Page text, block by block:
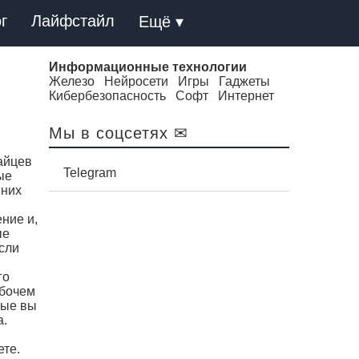
Лайфстайл Ещё ▾
и,
вы
Информационные технологии
Железо
Нейросети Игры
Гаджеты
Кибербезопасность
Софт Интернет
Мы в соцсетях ✉
Telegram